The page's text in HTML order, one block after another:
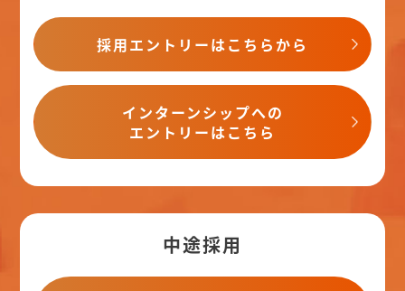
採用エントリーはこちらから
インターンシップへの
エントリーはこちら
中途採用